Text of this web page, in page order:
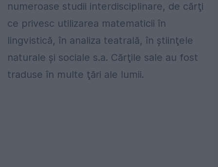
numeroase studii interdisciplinare, de cărţi
ce privesc utilizarea matematicii în
lingvistică, în analiza teatrală, în ştiinţele
naturale şi sociale s.a. Cărţile sale au fost
traduse în multe ţări ale lumii.